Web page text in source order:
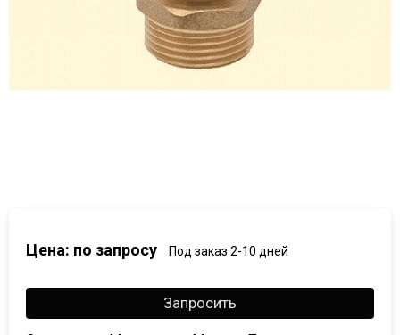
Цена: по запросу Под заказ 2-10 дней
Запросить